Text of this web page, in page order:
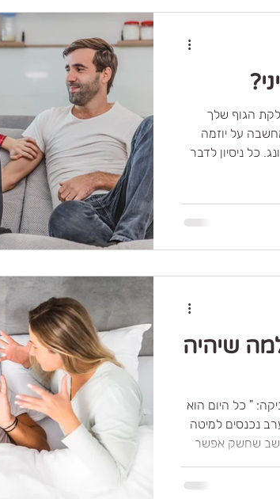
להתחיל להקשיב
הגוף שלך
על יוזמה
כל ניסיון לדבר
את עצמך
זה כי יש כאן
תשומת לב. איך פערי חשק יכולים
שיהיה
יש משפט שאני שומעת שוב ושוב בקליניקה: " כל היום הוא
נכנסים למיטה
יש מי שחושב שחשק אפשר
בעצם שנרצה מגע ממי שלא